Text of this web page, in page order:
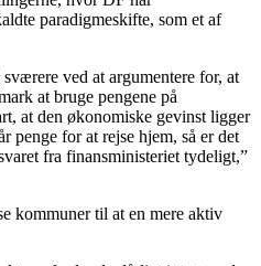
paradigmeskifte, som et af
ved at argumentere for, at
at bruge pengene på
at den økonomiske gevinst ligger
penge for at rejse hjem, så er det
fra finansministeriet tydeligt,”
kommuner til at en mere aktiv